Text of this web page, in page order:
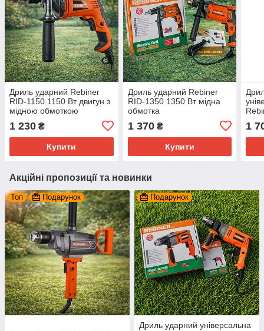
Дриль ударний Rebiner
RID-1150 1150 Вт двигун з
мідною обмоткою
1 230 ₴
Купити
Дриль ударний Rebiner
RID-1350 1350 Вт мідна
обмотка
1 370₴
Купити
1
Акційні пропозиції та новинки
Топ Подарунок Подарунок
Дриль ударний універсальна